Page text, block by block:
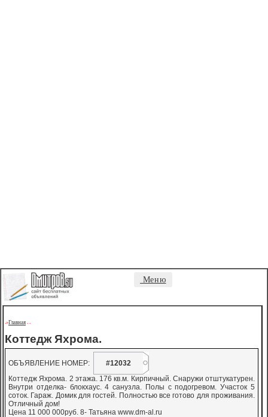
Меню
->Главная - -
Коттедж Яхрома.
ОБЪЯВЛЕНИЕ НОМЕР:
#12032
Коттедж Яхрома. 2 этажа. 176 кв.м. Кирпичный. Снаружи отштукатурен.
Внутри отделка- блокхаус. 4 санузла. Полы с подогревом. Участок 5
соток. Гараж. Домик для гостей. Полностью все готово для проживания.
Отличный дом!
Цена 11 000 000руб. 8- Татьяна www.dm-al.ru